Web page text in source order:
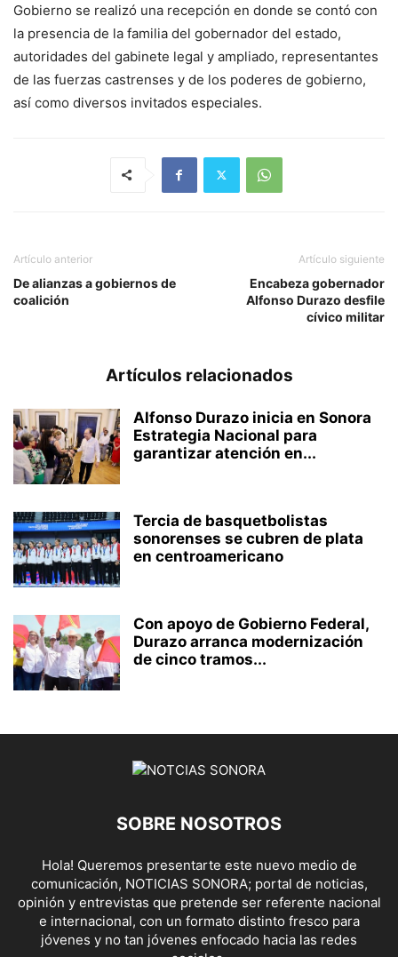
Gobierno se realizó una recepción en donde se contó con
la presencia de la familia del gobernador del estado,
autoridades del gabinete legal y ampliado, representantes
de las fuerzas castrenses y de los poderes de gobierno,
así como diversos invitados especiales.
Artículo anterior
De alianzas a gobiernos de
coalición
Artículo siguiente
Encabeza gobernador
Alfonso Durazo desfile
cívico militar
Artículos relacionados
Alfonso Durazo inicia en Sonora
Estrategia Nacional para
garantizar atención en...
Tercia de basquetbolistas
sonorenses se cubren de plata
en centroamericano
Con apoyo de Gobierno Federal,
Durazo arranca modernización
de cinco tramos...
SOBRE NOSOTROS
Hola! Queremos presentarte este nuevo medio de
comunicación, NOTICIAS SONORA; portal de noticias,
opinión y entrevistas que pretende ser referente nacional
e internacional, con un formato distinto fresco para
jóvenes y no tan jóvenes enfocado hacia las redes